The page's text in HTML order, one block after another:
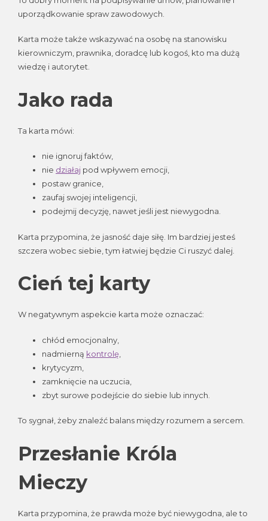
uporządkowanie spraw zawodowych.
Karta może także wskazywać na osobę na stanowisku
kierowniczym, prawnika, doradcę lub kogoś, kto ma dużą
wiedzę i autorytet.
Jako rada
Ta karta mówi:
nie ignoruj faktów,
nie działaj pod wpływem emocji,
postaw granice,
zaufaj swojej inteligencji,
podejmij decyzję, nawet jeśli jest niewygodna.
Karta przypomina, że jasność daje siłę. Im bardziej jesteś
szczera wobec siebie, tym łatwiej będzie Ci ruszyć dalej.
Cień tej karty
W negatywnym aspekcie karta może oznaczać:
chłód emocjonalny,
nadmierną kontrolę
krytycyzm,
zamknięcie na uczucia,
zbyt surowe podejście do siebie lub innych.
To sygnał, żeby znaleźć balans między rozumem a sercem.
Przesłanie Króla
Mieczy
Karta przypomina, że prawda może być niewygodna, ale to